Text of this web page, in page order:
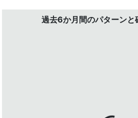
過去6か月間のパターンと